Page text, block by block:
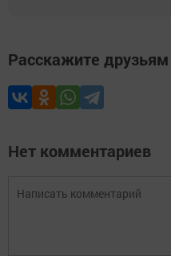
Расскажите друзьям
Нет комментариев